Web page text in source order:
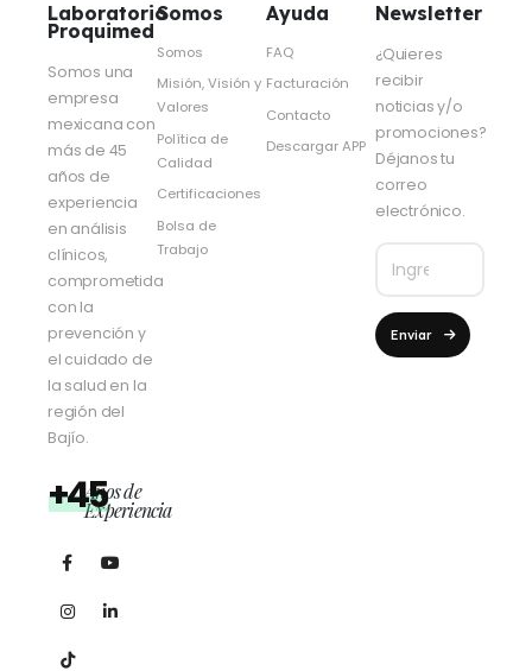
Laboratorio
Proquimed
Somos una
empresa
mexicana con
más de 45
años de
experiencia
en análisis
clínicos,
comprometida
con la
prevención y
el cuidado de
la salud en la
región del
Bajío.
+45Años de
Experiencia
Somos
Somos
Misión, Visión y
Valores
Política de
Calidad
Certificaciones
Bolsa de
Trabajo
Ayuda
FAQ
Facturación
Contacto
Descargar APP
Newsletter
¿Quieres
recibir
noticias y/o
promociones?
Déjanos tu
correo
electrónico.
Enviar